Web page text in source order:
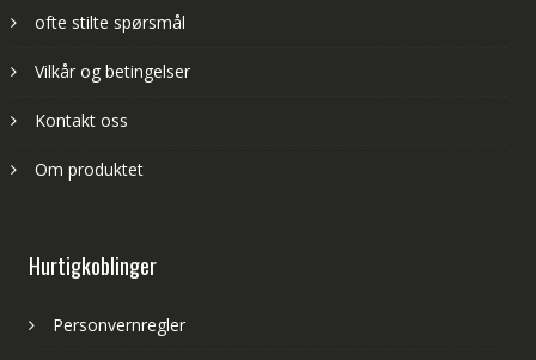
ofte stilte spørsmål
Vilkår og betingelser
Kontakt oss
Om produktet
Hurtigkoblinger
Personvernregler